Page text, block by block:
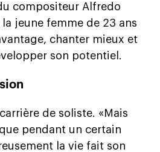
compositeur Alfredo
la jeune femme de 23 ans
chanter mieux et
son potentiel.
de soliste. «Mais
pendant un certain
la vie fait son